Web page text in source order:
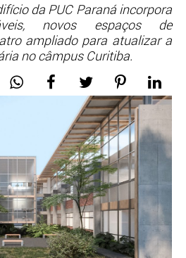
da PUC Paraná incorpora
novos espaços de
ampliado para atualizar a
no câmpus Curitiba.